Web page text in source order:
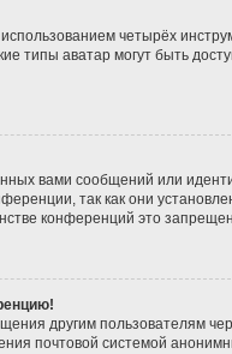
четырёх
типы аватар могут быть
вами сообщений или
так как они
конференций это
другим пользователям
почтовой системой